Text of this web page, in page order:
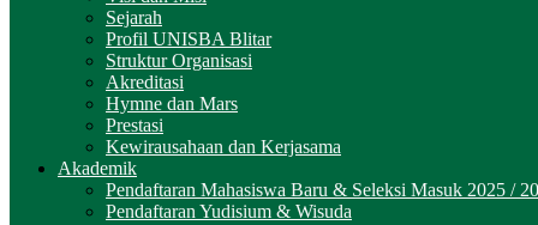
Sejarah
Profil UNISBA Blitar
Struktur Organisasi
Akreditasi
Hymne dan Mars
Prestasi
Kewirausahaan dan Kerjasama
Akademik
Pendaftaran Mahasiswa Baru & Seleksi Masuk 2025 /
Pendaftaran Yudisium & Wisuda